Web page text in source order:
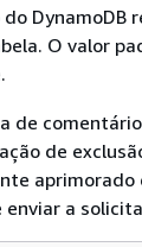
DynamoDB
O valor
de
de
aprimorado
a